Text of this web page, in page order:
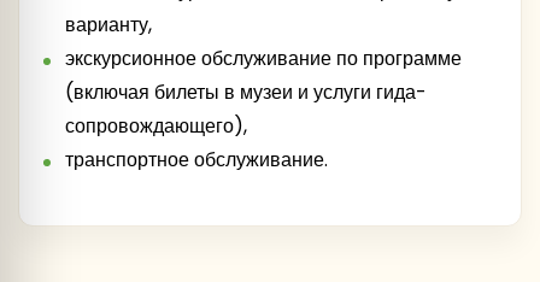
Ужин
Ужин
Москву
варианту,
экскурсионное обслуживание по программе
(включая билеты в музеи и услуги гида-
сопровождающего),
транспортное обслуживание.